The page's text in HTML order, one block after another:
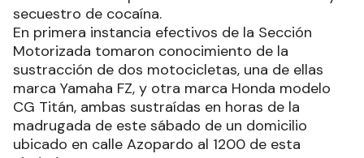
secuestro de cocaína.
En primera instancia efectivos de la Sección
Motorizada tomaron conocimiento de la
sustracción de dos motocicletas, una de ellas
marca Yamaha FZ, y otra marca Honda modelo
CG Titán, ambas sustraídas en horas de la
madrugada de este sábado de un domicilio
ubicado en calle Azopardo al 1200 de esta